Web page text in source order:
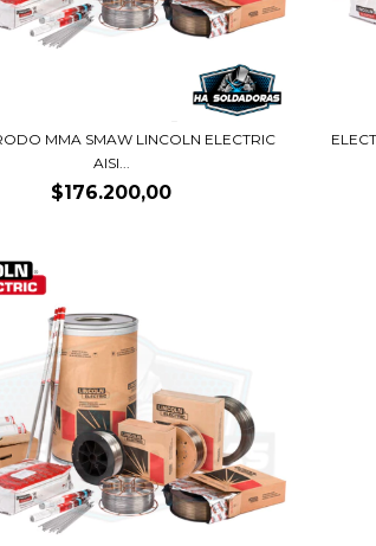
MMA SMAW LINCOLN ELECTRIC
AISI...
$176.200,00